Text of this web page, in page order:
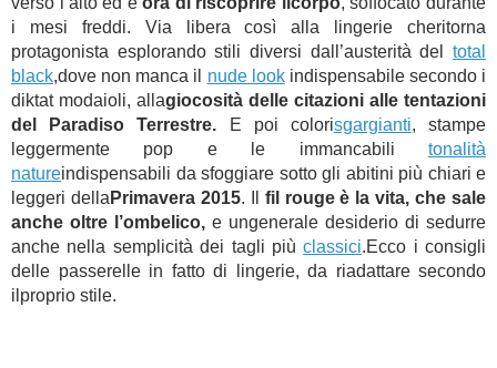
i mesi freddi. Via libera così alla lingerie cheritorna
protagonista esplorando stili diversi dall’austerità del total
black,dove non manca il nude lookindispensabile secondo i
diktat modaioli, allagiocosità delle citazioni alle tentazioni
del Paradiso Terrestre. E poi colorisgargianti, stampe
leggermente pop e le immancabili tonalità
natureindispensabili da sfoggiare sotto gli abitini più chiari e
leggeri della Primavera 2015. Il fil rouge è la vita, che sale
anche oltre l’ombelico, e ungenerale desiderio di sedurre
anche nella semplicità dei tagli piùclassici.Ecco i consigli
delle passerelle in fatto di lingerie, da riadattare secondo
ilproprio stile.